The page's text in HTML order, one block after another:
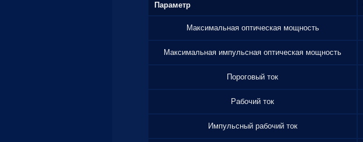
Параметр
Максимальная оптическая мощность
Максимальная импульсная оптическая мощность
Пороговый ток
Рабочий ток
Импульсный рабочий ток